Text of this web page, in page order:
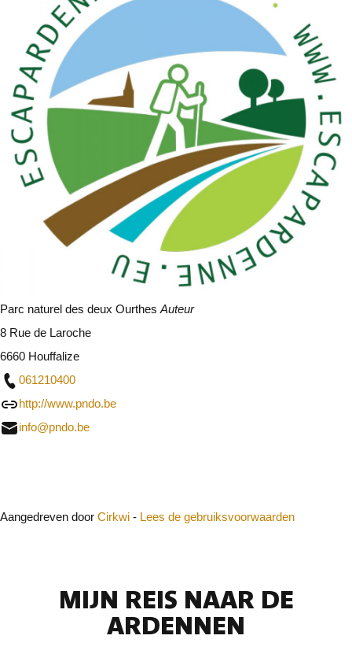
Parc naturel des deux Ourthes Auteur
8 Rue de Laroche
6660 Houffalize
061210400
http://www.pndo.be
info@pndo.be
Aangedreven door Cirkwi - Lees de gebruiksvoorwaarden
MIJN REIS NAAR DE
ARDENNEN